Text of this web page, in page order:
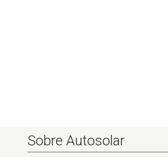
Sobre Autosolar